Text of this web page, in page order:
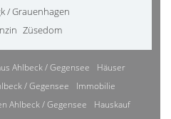
/ Grauenhagen
Züsedom
Ahlbeck / Gegensee
Häuser
/ Gegensee
Immobilie
Ahlbeck / Gegensee
Hauskauf